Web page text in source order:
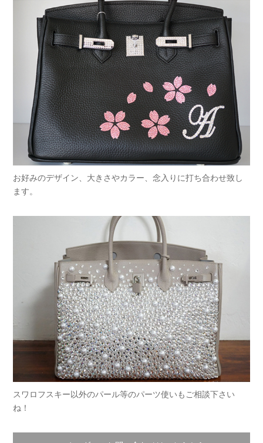
お好みのデザイン、大きさやカラー、念入りに打ち合わせ致し
ます。
スワロフスキー以外のパール等のパーツ使いもご相談下さい
ね！